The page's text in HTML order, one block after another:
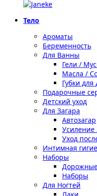
Тело
Ароматы
Беременность
Для Ванны
Гели /
Масла /
Губки
Подарочные
Детский уход
Для Загара
Автозагар
Усиление
Уход
Интимная
Наборы
Наборы
Для Ногтей